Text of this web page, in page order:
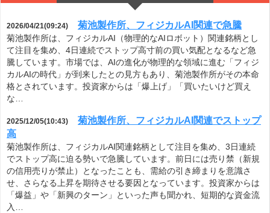
2026/04/21(09:24) 菊池製作所、フィジカルAI関連で急騰
菊池製作所は、フィジカルAI（物理的なAIロボット）関連銘柄とし
て注目を集め、4日連続でストップ高寸前の買い気配となるなど急
騰しています。市場では、AIの進化が物理的な領域に進む「フィジ
カルAIの時代」が到来したとの見方もあり、菊池製作所がその本命
格とされています。投資家からは「爆上げ」「買いたいけど買え
な…
2025/12/05(10:43)
菊池製作所、フィジカルAI関連でストップ
高
菊池製作所は、フィジカルAI関連銘柄として注目を集め、3日連続
でストップ高に迫る勢いで急騰しています。前日には売り禁（新規
の信用売りが禁止）となったことも、需給の引き締まりを意識さ
せ、さらなる上昇を期待させる要因となっています。投資家からは
「爆益」や「新興のターン」といった声も聞かれ、短期的な資金流
入…